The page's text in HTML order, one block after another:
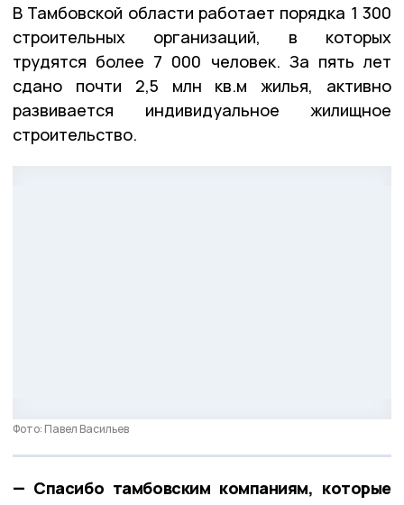
В Тамбовской области работает порядка 1 300
строительных организаций, в которых
трудятся более 7 000 человек. За пять лет
сдано почти 2,5 млн кв.м жилья, активно
развивается индивидуальное жилищное
строительство.
Фото: Павел Васильев
— Спасибо тамбовским компаниям, которые